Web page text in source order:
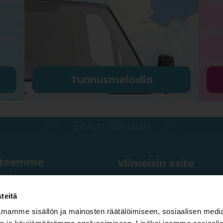
sisällön ja mainosten räätälöimiseen, sosiaalisen
Tunnusmelodia
ja kakut
Viimeisin esite
Anna palautetta